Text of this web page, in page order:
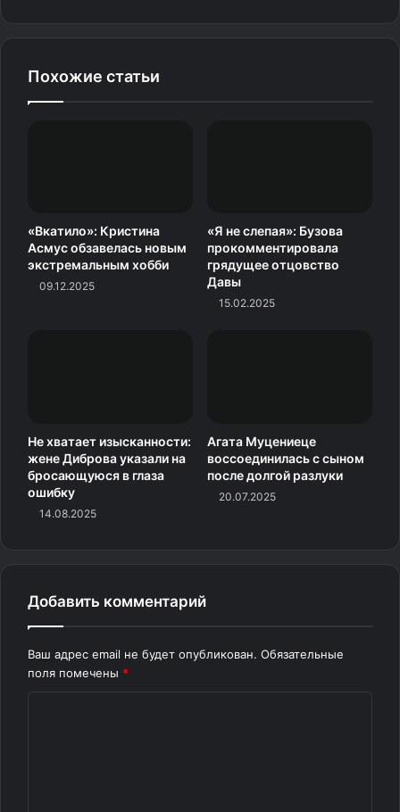
Ольга Кормухина с мужем Алексеем Беловым и дочкой
Фото: Darya Parchinskaya/Russian
«Он раньше горел. Заходишь в
студию, а он пылает весь. А тут
я чаще стала видеть, что он
уставший. Только проснулся
недавно, два часа
эфире ток-шоу Леры Кудрявцевой «Секрет на
Похожие статьи
«Вкатило»: Кристина
Асмус обзавелась новым
экстремальным хобби
09.12.2025
«Я не слепая»: Бузова
прокомментировала
грядущее отцовство
Давы
15.02.2025
Не хватает изысканности:
жене Диброва указали на
бросающуюся в глаза
ошибку
14.08.2025
Агата Муцениеце
воссоединилась с сыном
после долгой разлуки
20.07.2025
Добавить комментарий
Ваш адрес email не будет опубликован. Обязательные
поля помечены *